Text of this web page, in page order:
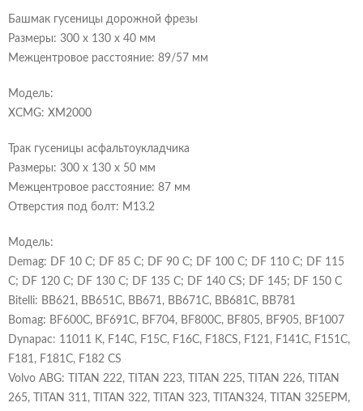
Башмак гусеницы дорожной фрезы
Размеры: 300 x 130 x 40 мм
Межцентровое расстояние: 89/57 мм
Модель:
XCMG: XM2000
Трак гусеницы асфальтоукладчика
Размеры: 300 x 130 x 50 мм
Межцентровое расстояние: 87 мм
Отверстия под болт: М13.2
Модель:
Demag: DF 10 C; DF 85 C; DF 90 C; DF 100 C; DF 110 C; DF 115
C; DF 120 C; DF 130 C; DF 135 C; DF 140 CS; DF 145; DF 150 C
Bitelli: BB621, BB651C, BB671, BB671C, BB681C, BB781
Bomag: BF600C, BF691C, BF704, BF800C, BF805, BF905, BF1007
Dynapac: 11011 K, F14C, F15C, F16C, F18CS, F121, F141C, F151C,
F181, F181C, F182 CS
Volvo ABG: TITAN 222, TITAN 223, TITAN 225, TITAN 226, TITAN
265, TITAN 311, TITAN 322, TITAN 323, TITAN324, TITAN 325EPM,
Товар успешно добавлен в корзину!
Он появится на сайте после одобрения
Хорошо
Наш менеджер свяжется с Вами в течении
Хорошо
Я согласен на обработку персональных данных в
Карточка предприятия
соответствии с
Политикой обработки персональных данных
и Согласием на обработку персональных данных
Я согласен на обработку персональных данных в
Согласием на обработку персональных данных
соответствии с
Политикой обработки персональных данных
и Согласием на обработку персональных данных
Ваш заказ
В корзине ничего нет...